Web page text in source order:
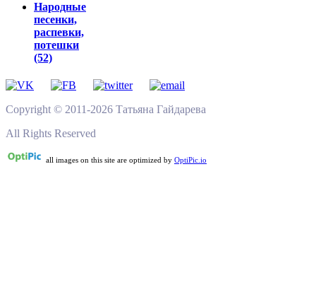
Народные
песенки,
распевки,
потешки
(52)
Copyright © 2011-2026 Татьяна Гайдарева
All Rights Reserved
all images on this site are optimized by OptiPic.io